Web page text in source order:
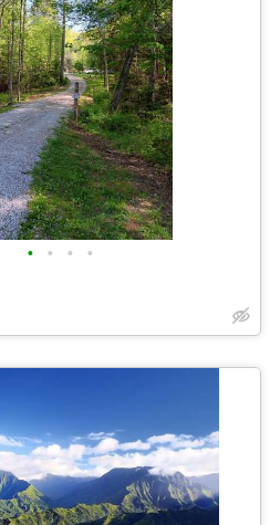
• • • •